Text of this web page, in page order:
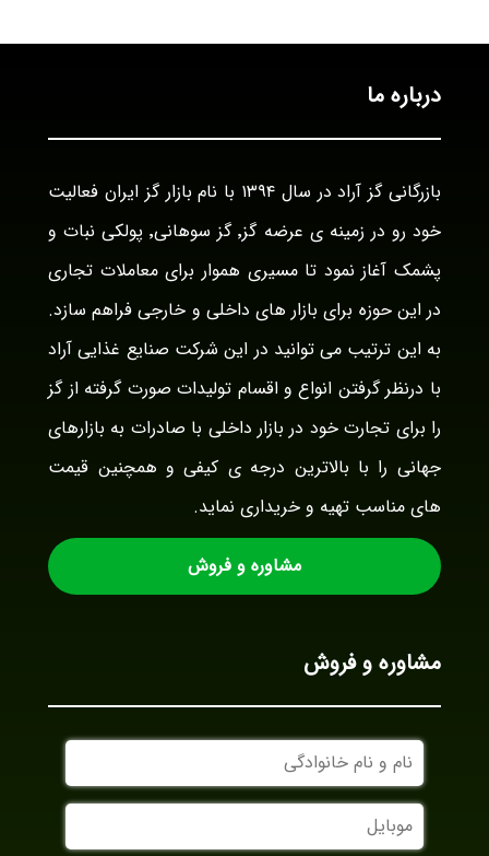
درباره ما
بازرگانی گز آراد در سال ۱۳۹۴ با نام بازار گز ایران فعالیت
خود رو در زمینه ی عرضه گز٬ گز سوهانی٬ پولکی نبات و
پشمک آغاز نمود تا مسیری هموار برای معاملات تجاری
در این حوزه برای بازار های داخلی و خارجی فراهم سازد.
به این ترتیب می توانید در این شرکت صنایع غذایی آراد
با درنظر گرفتن انواع و اقسام تولیدات صورت گرفته از گز
را برای تجارت خود در بازار داخلی با صادرات به بازارهای
جهانی را با بالاترین درجه ی کیفی و همچنین قیمت
های مناسب تهیه و خریداری نماید.
مشاوره و فروش
مشاوره و فروش
نام
و
نام
خانوادگی
موبایل